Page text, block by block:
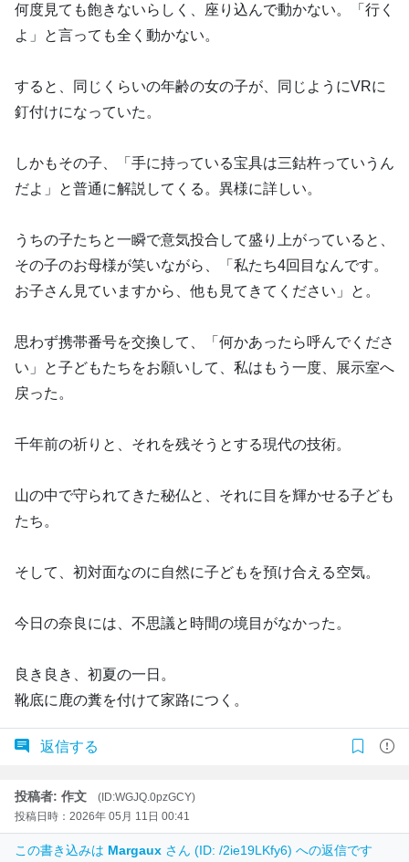
何度見ても飽きないらしく、座り込んで動かない。「行く
よ」と言っても全く動かない。
すると、同じくらいの年齢の女の子が、同じようにVRに
釘付けになっていた。
しかもその子、「手に持っている宝具は三鈷杵っていうん
だよ」と普通に解説してくる。異様に詳しい。
うちの子たちと一瞬で意気投合して盛り上がっていると、
その子のお母様が笑いながら、「私たち4回目なんです。
お子さん見ていますから、他も見てきてください」と。
思わず携帯番号を交換して、「何かあったら呼んでくださ
い」と子どもたちをお願いして、私はもう一度、展示室へ
戻った。
千年前の祈りと、それを残そうとする現代の技術。
山の中で守られてきた秘仏と、それに目を輝かせる子ども
たち。
そして、初対面なのに自然に子どもを預け合える空気。
今日の奈良には、不思議と時間の境目がなかった。
良き良き、初夏の一日。
靴底に鹿の糞を付けて家路につく。
返信する
投稿者: 作文
(ID:WGJQ.0pzGCY)
投稿日時：2026年 05月 11日 00:41
この書き込みは Margaux さん (ID: /2ie19LKfy6) への返信です